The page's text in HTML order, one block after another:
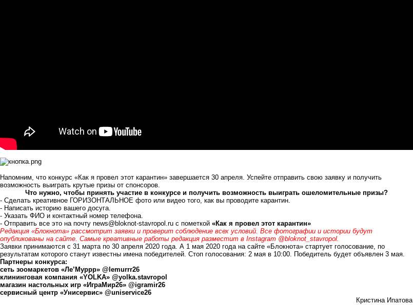
Напомним, что конкурс «Как я провел этот карантин» завершается 30 апреля. Успейте отправить свою заявку и получить
возможность выиграть крутые призы от спонсоров.
Что нужно, чтобы принять участие в конкурсе и получить возможность выиграть ошеломительные призы?
- Сделать креативное ГОРИЗОНТАЛЬНОЕ фото или видео того, как вы проводите карантин.
- Написать историю вашего досуга.
- Указать ФИО и контактный номер телефона.
- Отправить все это на почту news@bloknot-stavropol.ru с пометкой «Как я провел этот карантин»
Редакция «Блокнота» рассмотрит заявки и проверит соблюдение всех условий. Все фотографии и истории будут
опубликованы на сайте. Самые креативные работы редакция разместит в Instagram @bloknot_stavropol.
Заявки принимаются с 31 марта по 30 апреля 2020 года. А 1 мая 2020 года на сайте «Блокнота» стартует голосование, по
результатам которого станут известны имена победителей. Стоп голосования: 2 мая в 10:00. Победитель будет объявлен 3 мая.
Партнеры конкурса:
сеть зоомаркетов «Ле’Муррр» @lemurrr26
клининговая компания «YOLKA» @yolka.stavropol
магазин настольных игр «ИграМир26» @igramir26
сервисный центр «Унисервис» @uniservice26
Кристина Ипатова